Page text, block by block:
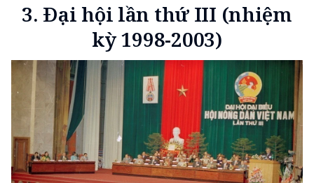
3. Đại hội lần thứ III (nhiệm
kỳ 1998-2003)